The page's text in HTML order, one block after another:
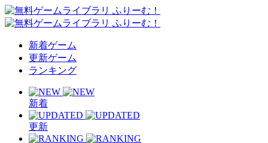
新着ゲーム
更新ゲーム
ランキング
新着
更新